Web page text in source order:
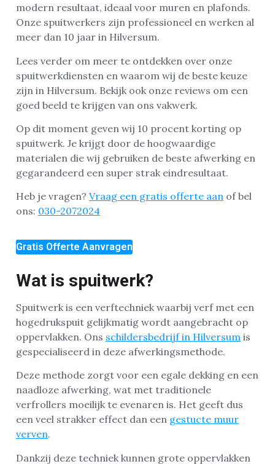
modern resultaat, ideaal voor muren en plafonds.
Onze spuitwerkers zijn professioneel en werken al
meer dan 10 jaar in Hilversum.
Lees verder om meer te ontdekken over onze
spuitwerkdiensten en waarom wij de beste keuze
zijn in Hilversum. Bekijk ook onze reviews om een
goed beeld te krijgen van ons vakwerk.
Op dit moment geven wij 10 procent korting op
spuitwerk. Je krijgt door de hoogwaardige
materialen die wij gebruiken de beste afwerking en
gegarandeerd een super strak eindresultaat.
Heb je vragen? Vraag een gratis offerte aan of bel
ons: 030-2072024
Gratis Offerte Aanvragen
Wat is spuitwerk?
Spuitwerk is een verftechniek waarbij verf met een
hogedrukspuit gelijkmatig wordt aangebracht op
oppervlakken. Ons schildersbedrijf in Hilversum is
gespecialiseerd in deze afwerkingsmethode.
Deze methode zorgt voor een egale dekking en een
naadloze afwerking, wat met traditionele
verfrollers moeilijk te evenaren is. Het geeft dus
een veel strakker effect dan een gestucte muur
verven.
Dankzij deze techniek kunnen grote oppervlakken